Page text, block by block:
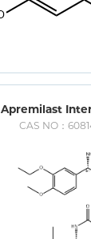
Apremilast
CAS NO：